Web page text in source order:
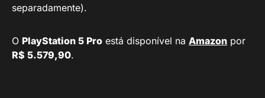
separadamente).
O PlayStation 5 Pro está disponível na Amazon por
R$ 5.579,90.